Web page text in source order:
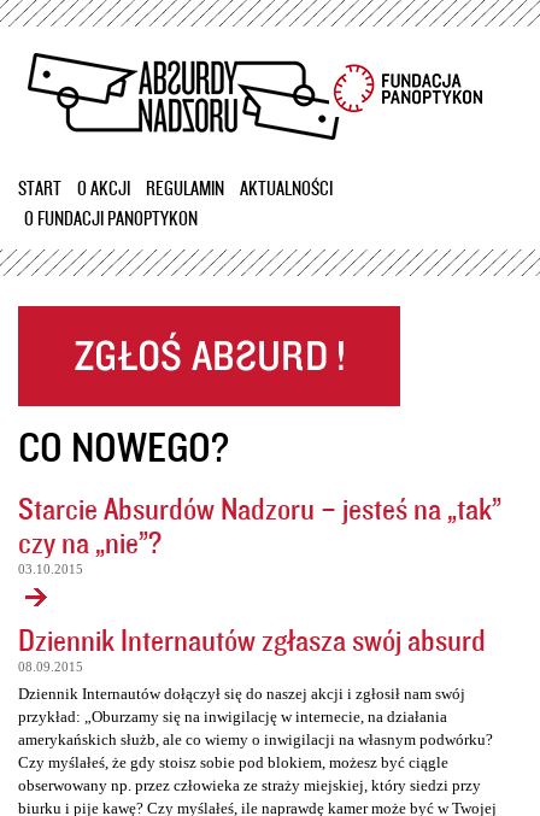
Przejdź
treści
START O AKCJI REGULAMIN
AKTUALNOŚCI
O FUNDACJI PANOPTYKON
CO NOWEGO?
Starcie Absurdów Nadzoru – jesteś na „tak”
czy na „nie”?
03.10.2015
Dziennik Internautów zgłasza swój absurd
08.09.2015
Dziennik Internautów dołączył się do naszej akcji i zgłosił nam swój
przykład: „Oburzamy się na inwigilację w internecie, na działania
amerykańskich służb, ale co wiemy o inwigilacji na własnym podwórku?
Czy myślałeś, że gdy stoisz sobie pod blokiem, możesz być ciągle
obserwowany np. przez człowieka ze straży miejskiej, który siedzi przy
biurku i pije kawę? Czy myślałeś, ile naprawdę kamer może być w Twojej